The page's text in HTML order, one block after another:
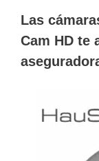
Las
Cam HD te